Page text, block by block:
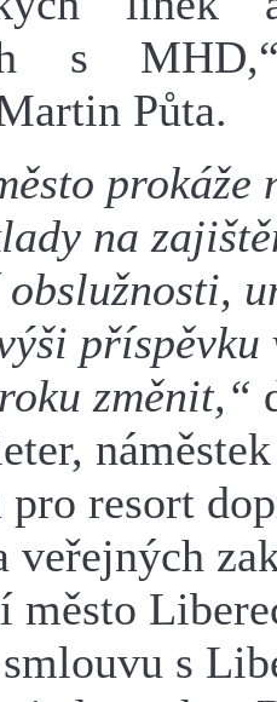
s
Půta.
prokáže
na
příspěvku
změnit,“
náměstek
pro resort
veřejných
město
s